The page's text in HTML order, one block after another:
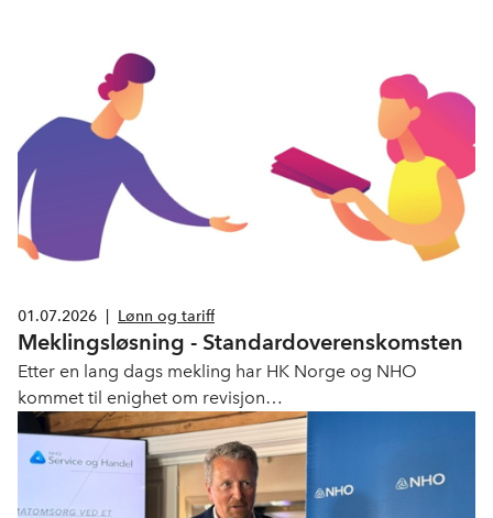
01.07.2026 Lønn og tariff
Meklingsløsning - Standardoverenskomsten
Etter en lang dags mekling har HK Norge og NHO
kommet til enighet om revisjon
av Standardoverenskomsten for perioden 2026-2028.